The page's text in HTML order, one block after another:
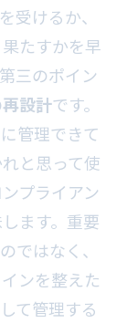
受けるか、
たすかを早
三のポイン
設計です。
管理できて
と思って使
プライアン
ます。重要
ではなく、
ンを整えた
て管理する